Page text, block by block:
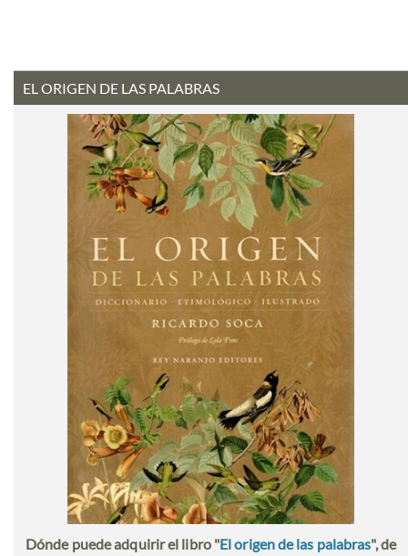
EL ORIGEN DE LAS PALABRAS
Dónde puede adquirir el libro "El origen de las palabras", de